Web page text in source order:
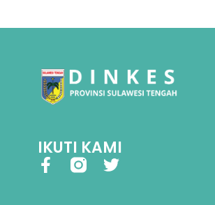
IKUTI KAMI